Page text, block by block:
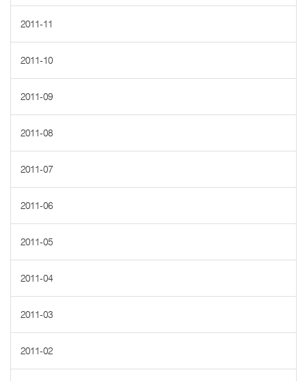
2011-11
2011-10
2011-09
2011-08
2011-07
2011-06
2011-05
2011-04
2011-03
2011-02